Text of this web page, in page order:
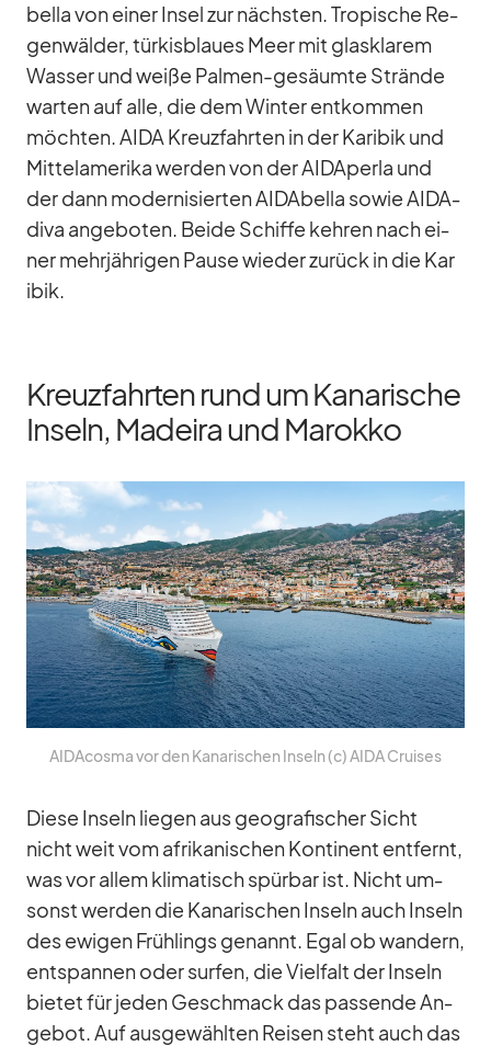
bella von ei­ner In­sel zur nächs­ten. Tro­pi­sche Re­
gen­wäl­der, tür­kis­blaues Meer mit glas­kla­rem
Was­ser und weiße Pal­men-ge­säumte Strände
war­ten auf alle, die dem Win­ter ent­kom­men
möch­ten. AIDA Kreuz­fahr­ten in der Ka­ri­bik und
Mit­tel­ame­rika wer­den von der AID­A­perla und
der dann mo­der­ni­sier­ten AI­DA­bella so­wie AI­D­A­
diva an­ge­bo­ten. Beide Schiffe keh­ren nach ei­
ner mehr­jäh­ri­gen Pause wie­der zu­rück in die Ka­r
i­bik.
Kreuzfahrten rund um Kanarische
Inseln, Madeira und Marokko
AI­DA­c­osma vor den Ka­na­ri­schen In­seln (c) AIDA Crui­ses
Diese In­seln lie­gen aus geo­gra­fi­scher Sicht
nicht weit vom afri­ka­ni­schen Kon­ti­nent ent­fernt,
was vor al­lem kli­ma­tisch spür­bar ist. Nicht um­
sonst wer­den die Ka­na­ri­schen In­seln auch In­seln
des ewi­gen Früh­lings ge­nannt. Egal ob wan­dern,
ent­span­nen oder sur­fen, die Viel­falt der In­seln
bie­tet für je­den Ge­schmack das pas­sende An­
ge­bot. Auf aus­ge­wähl­ten Rei­sen steht auch das